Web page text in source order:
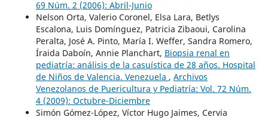
69 Núm. 2 (2006): Abril-Junio
Nelson Orta, Valerio Coronel, Elsa Lara, Betlys
Escalona, Luis Domínguez, Patricia Zibaoui, Carolina
Peralta, José A. Pinto, María I. Weffer, Sandra Romero,
Íraida Daboín, Annie Planchart, Biopsia renal en
pediatría: análisis de la casuística de 28 años. Hospital
de Niños de Valencia. Venezuela , Archivos
Venezolanos de Puericultura y Pediatría: Vol. 72 Núm.
4 (2009): Octubre-Diciembre
Simón Gómez-López, Víctor Hugo Jaimes, Cervia